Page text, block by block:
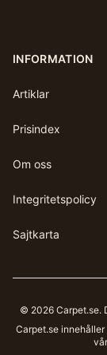
INFORMATION
Artiklar
Prisindex
Om oss
Integritetspolicy
Sajtkarta
© 2026 Carpet.se.
Carpet.seinnehåller